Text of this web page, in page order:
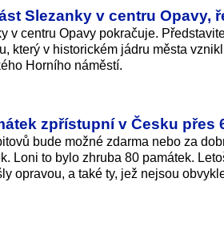
Slezanky v centru Opavy,
v centru Opavy pokračuje.
který v historickém jádru města
Horního náměstí.
zpřístupní v Česku přes
bude možné zdarma nebo za
Loni to bylo zhruba 80 památek.
opravou, a také ty, jež nejsou